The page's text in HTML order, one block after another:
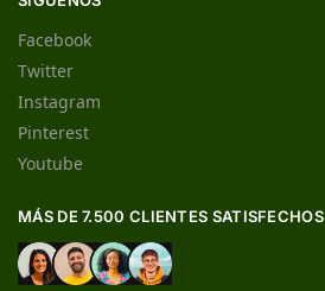
Facebook
Twitter
Instagram
Pinterest
Youtube
MÁS DE 7.500 CLIENTES SATISFECHOS